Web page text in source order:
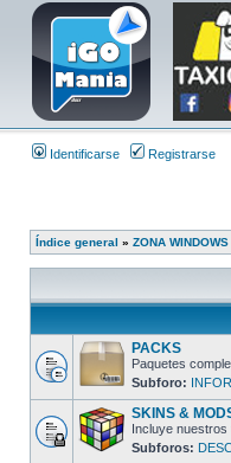
Identificarse Registrarse
Índice general » ZONA
PACKS
Paquetes
Subforo:
SKINS &
Incluye nuestros
Subforos: